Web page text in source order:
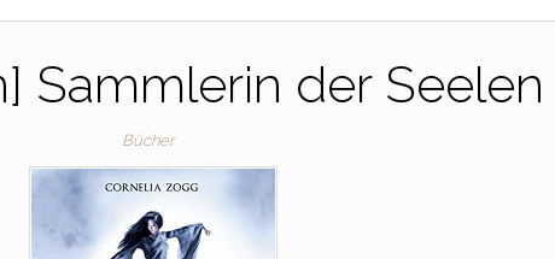
Sammlerin der Seelen
Bücher